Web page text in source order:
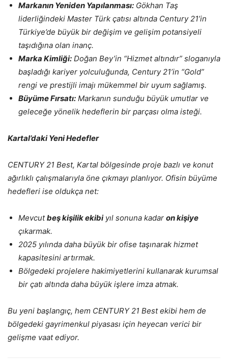
Markanın Yeniden Yapılanması: Gökhan Taş
liderliğindeki Master Türk çatısı altında Century 21’in
Türkiye’de büyük bir değişim ve gelişim potansiyeli
taşıdığına olan inanç.
Marka Kimliği: Doğan Bey’in “Hizmet altındır” sloganıyla
başladığı kariyer yolculuğunda, Century 21’in “Gold”
rengi ve prestijli imajı mükemmel bir uyum sağlamış.
Büyüme Fırsatı: Markanın sunduğu büyük umutlar ve
geleceğe yönelik hedeflerin bir parçası olma isteği.
Kartal’daki Yeni Hedefler
CENTURY 21 Best, Kartal bölgesinde proje bazlı ve konut
ağırlıklı çalışmalarıyla öne çıkmayı planlıyor. Ofisin büyüme
hedefleri ise oldukça net:
Mevcutbeş kişilik ekibiyıl sonuna kadar on kişiye
çıkarmak.
2025 yılında daha büyük bir ofise taşınarak hizmet
kapasitesini artırmak.
Bölgedeki projelere hakimiyetlerini kullanarak kurumsal
bir çatı altında daha büyük işlere imza atmak.
Bu yeni başlangıç, hem CENTURY 21 Best ekibi hem de
bölgedeki gayrimenkul piyasası için heyecan verici bir
gelişme vaat ediyor.